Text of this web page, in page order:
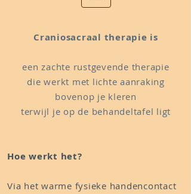
Craniosacraal therapie is
een zachte rustgevende therapie
die werkt met lichte aanraking
bovenop je kleren
terwijl je op de behandeltafel ligt
Hoe werkt het?
Via het warme fysieke handencontact